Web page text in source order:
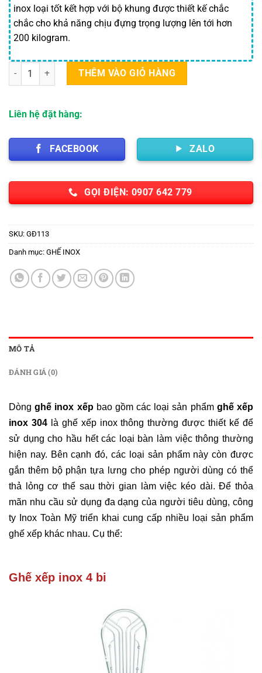
inox loại tốt kết hợp với bộ khung được thiết kế chắc
chắc cho khả năng chịu đựng trọng lượng lên tới hơn
200 kilogram.
Ghế inox xếp 304 số lượngTHÊM VÀO GIỎ HÀNG
Liên hệ đặt hàng:
FACEBOOK ZALO
GỌI ĐIỆN: 0907 642 779
SKU: GĐ113
Danh mục: GHẾ INOX
MÔ TẢ
ĐÁNH GIÁ (0)
Dòngghế inox xếpbao gồm các loại sản phẩm ghế xếp
inox 304là ghế xếp inox thông thường được thiết kế để
sử dụng cho hầu hết các loại bàn làm việc thông thường
hiện nay. Bên cạnh đó, các loại sản phẩm này còn được
gắn thêm bộ phận tựa lưng cho phép người dùng có thể
thả lỏng cơ thể sau thời gian làm việc kéo dài. Để thỏa
mãn nhu cầu sử dụng đa dạng của người tiêu dùng, công
ty Inox Toàn Mỹ triển khai cung cấp nhiều loại sản phẩm
ghế xếp khác nhau. Cụ thể:
Ghế xếp inox 4 bi